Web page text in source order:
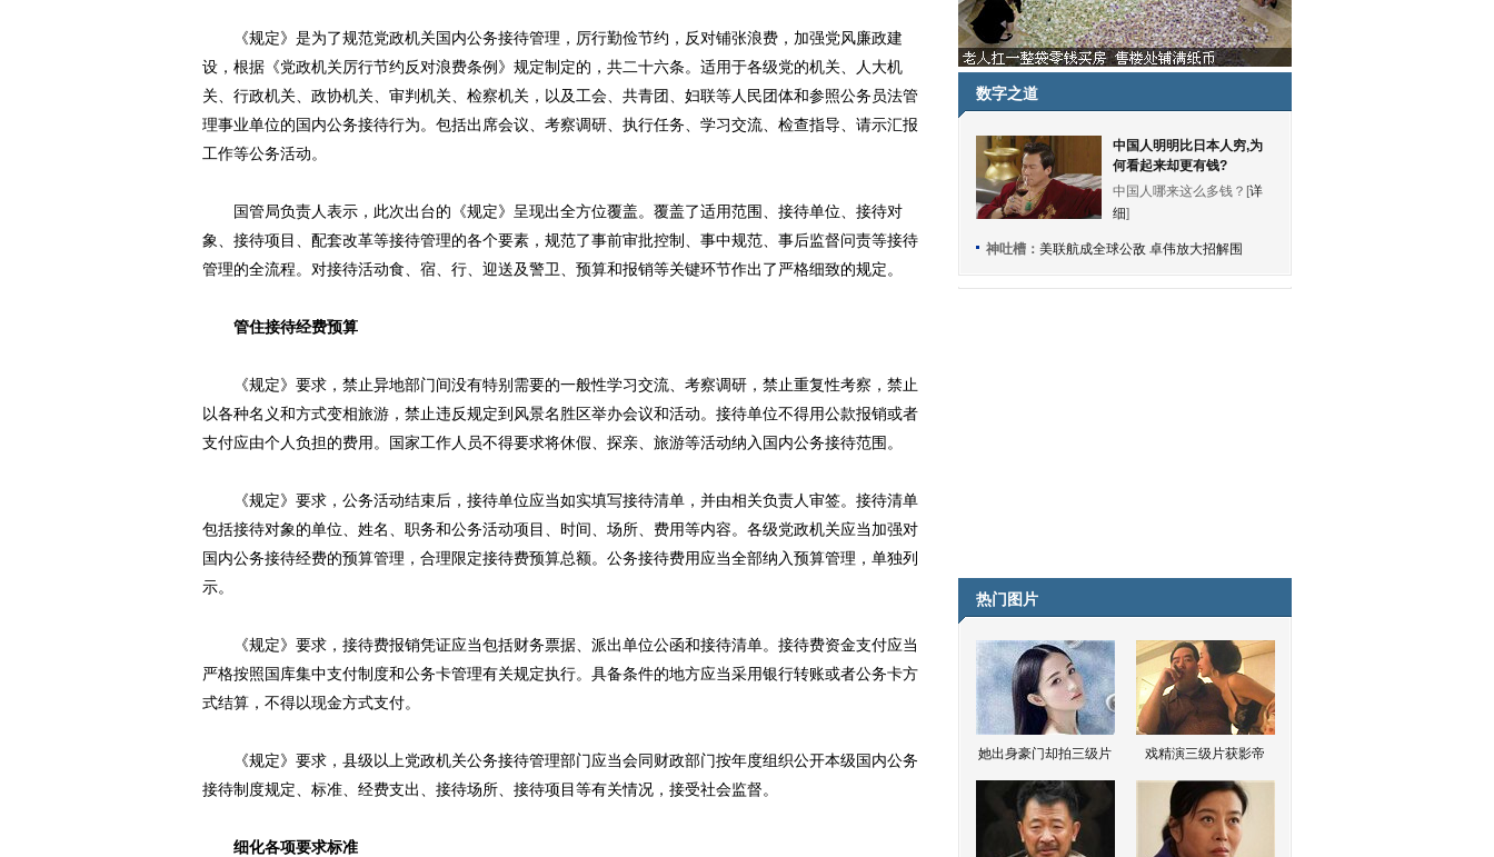
《规定》是为了规范党政机关国内公务接待管理，厉行勤俭节约，反对铺张浪费，加强党风廉政建
设，根据《党政机关厉行节约反对浪费条例》规定制定的，共二十六条。适用于各级党的机关、人大机
关、行政机关、政协机关、审判机关、检察机关，以及工会、共青团、妇联等人民团体和参照公务员法管
理事业单位的国内公务接待行为。包括出席会议、考察调研、执行任务、学习交流、检查指导、请示汇报
工作等公务活动。
国管局负责人表示，此次出台的《规定》呈现出全方位覆盖。覆盖了适用范围、接待单位、接待对
象、接待项目、配套改革等接待管理的各个要素，规范了事前审批控制、事中规范、事后监督问责等接待
管理的全流程。对接待活动食、宿、行、迎送及警卫、预算和报销等关键环节作出了严格细致的规定。
管住接待经费预算
《规定》要求，禁止异地部门间没有特别需要的一般性学习交流、考察调研，禁止重复性考察，禁止
以各种名义和方式变相旅游，禁止违反规定到风景名胜区举办会议和活动。接待单位不得用公款报销或者
支付应由个人负担的费用。国家工作人员不得要求将休假、探亲、旅游等活动纳入国内公务接待范围。
《规定》要求，公务活动结束后，接待单位应当如实填写接待清单，并由相关负责人审签。接待清单
包括接待对象的单位、姓名、职务和公务活动项目、时间、场所、费用等内容。各级党政机关应当加强对
国内公务接待经费的预算管理，合理限定接待费预算总额。公务接待费用应当全部纳入预算管理，单独列
示。
《规定》要求，接待费报销凭证应当包括财务票据、派出单位公函和接待清单。接待费资金支付应当
严格按照国库集中支付制度和公务卡管理有关规定执行。具备条件的地方应当采用银行转账或者公务卡方
式结算，不得以现金方式支付。
《规定》要求，县级以上党政机关公务接待管理部门应当会同财政部门按年度组织公开本级国内公务
接待制度规定、标准、经费支出、接待场所、接待项目等有关情况，接受社会监督。
细化各项要求标准
数字之道
中国人明明比日本人穷,为
何看起来却更有钱?
中国人哪来这么多钱？[详
细]
神吐槽： 美联航成全球公敌 卓伟放大招解围
热门图片
她出身豪门却拍三级片 戏精演三级片获影帝